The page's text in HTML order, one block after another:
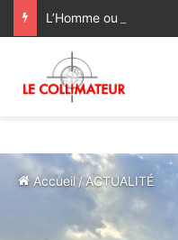
L’Homme ou l’IA ?
Accueil /ACTUALITÉ